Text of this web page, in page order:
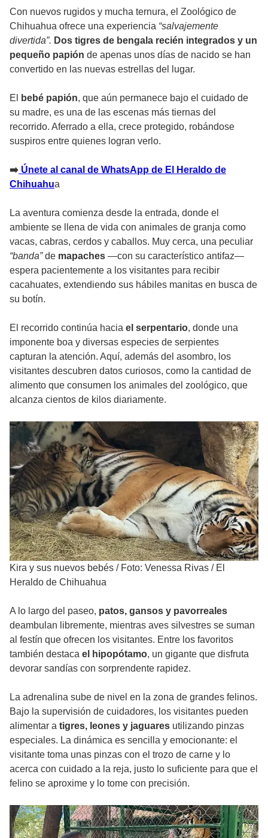
Con nuevos rugidos y mucha ternura, el Zoológico de
Chihuahua ofrece una experiencia “salvajemente
divertida”. Dos tigres de bengala recién integrados y un
pequeño papión de apenas unos días de nacido se han
convertido en las nuevas estrellas del lugar.
El bebé papión, que aún permanece bajo el cuidado de
su madre, es una de las escenas más tiernas del
recorrido. Aferrado a ella, crece protegido, robándose
suspiros entre quienes logran verlo.
➡ ️ Únete al canal de WhatsApp de El Heraldo de
Chihuahua
La aventura comienza desde la entrada, donde el
ambiente se llena de vida con animales de granja como
vacas, cabras, cerdos y caballos. Muy cerca, una peculiar
“banda”de mapaches —con su característico antifaz—
espera pacientemente a los visitantes para recibir
cacahuates, extendiendo sus hábiles manitas en busca de
su botín.
El recorrido continúa hacia el serpentario, donde una
imponente boa y diversas especies de serpientes
capturan la atención. Aquí, además del asombro, los
visitantes descubren datos curiosos, como la cantidad de
alimento que consumen los animales del zoológico, que
alcanza cientos de kilos diariamente.
Kira y sus nuevos bebés / Foto: Venessa Rivas / El
Heraldo de Chihuahua
A lo largo del paseo, patos, gansos y pavorreales
deambulan libremente, mientras aves silvestres se suman
al festín que ofrecen los visitantes. Entre los favoritos
también destaca el hipopótamo, un gigante que disfruta
devorar sandías con sorprendente rapidez.
La adrenalina sube de nivel en la zona de grandes felinos.
Bajo la supervisión de cuidadores, los visitantes pueden
alimentar a tigres, leones y jaguares utilizando pinzas
especiales. La dinámica es sencilla y emocionante: el
visitante toma unas pinzas con el trozo de carne y lo
acerca con cuidado a la reja, justo lo suficiente para que el
felino se aproxime y lo tome con precisión.